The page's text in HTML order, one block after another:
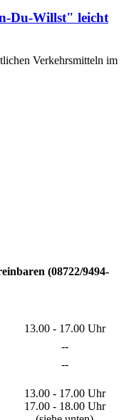
Du-Willst" leicht
Verkehrsmitteln im
(08722/9494-
13.00 - 17.00 Uhr
--
--
13.00 - 17.00 Uhr
17.00 - 18.00 Uhr